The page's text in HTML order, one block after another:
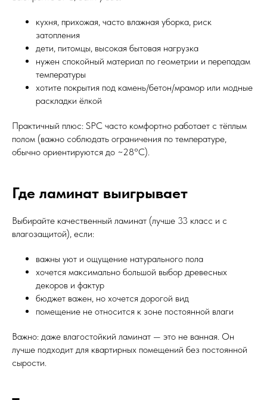
кухня, прихожая, часто влажная уборка, риск
затопления
дети, питомцы, высокая бытовая нагрузка
нужен спокойный материал по геометрии и перепадам
температуры
хотите покрытия под камень/бетон/мрамор или модные
раскладки ёлкой
Практичный плюс: SPC часто комфортно работает с тёплым
полом (важно соблюдать ограничения по температуре,
обычно ориентируются до ~28°C).
Где ламинат выигрывает
Выбирайте качественный ламинат (лучше 33 класс и с
влагозащитой), если:
важны уют и ощущение натурального пола
хочется максимально большой выбор древесных
декоров и фактур
бюджет важен, но хочется дорогой вид
помещение не относится к зоне постоянной влаги
Важно: даже влагостойкий ламинат — это не ванная. Он
лучше подходит для квартирных помещений без постоянной
сырости.